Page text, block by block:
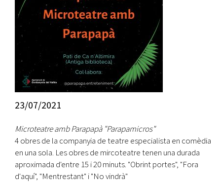
23/07/2021
Microteatre amb Parapapà "Parapamicros"
4 obres de la companyia de teatre especialista en comèdia
en una sola. Les obres de mircoteatre tenen una durada
aproximada d'entre 15 i 20 minuts. "Obrint portes", "Fora
d'aquí", "Mentrestant" i "No vindrà"